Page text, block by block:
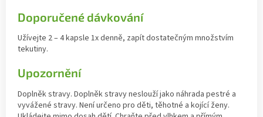
Doporučené dávkování
Užívejte 2 – 4 kapsle 1x denně, zapít dostatečným množstvím
tekutiny.
Upozornění
Doplněk stravy. Doplněk stravy neslouží jako náhrada pestré a
vyvážené stravy. Není určeno pro děti, těhotné a kojící ženy.